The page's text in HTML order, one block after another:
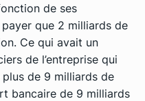
de ses
que 2 milliards de
Ce qui avait un
de l’entreprise qui
de 9 milliards de
bancaire de 9 milliards